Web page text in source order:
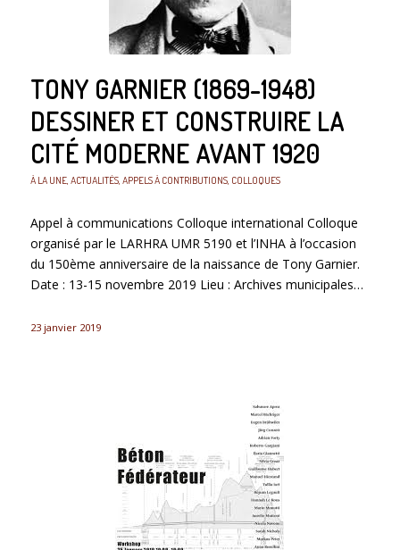
TONY GARNIER (1869-1948)
DESSINER ET CONSTRUIRE LA
CITÉ MODERNE AVANT 1920
À LA UNE, ACTUALITÉS, APPELS À CONTRIBUTIONS, COLLOQUES
Appel à communications Colloque international Colloque
organisé par le LARHRA UMR 5190 et l’INHA à l’occasion
du 150ème anniversaire de la naissance de Tony Garnier.
Date : 13-15 novembre 2019 Lieu : Archives municipales…
23 janvier 2019